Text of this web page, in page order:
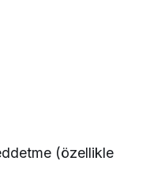
(özellikle